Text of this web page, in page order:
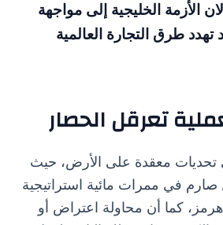
الأزمة الخليجية إلى مواجهة
طرق التجارة العالمية
تعرقل الحصار
تحديات معقدة على الأرض، حيث
في ممرات مائية استراتيجية
كما أن محاولة اعتراض أو